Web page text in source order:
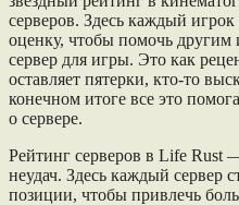
серверов. Здесь каждый
оценку, чтобы помочь
сервер для игры. Это как
оставляет пятерки, кто-то
конечном итоге все это
о сервере.
Рейтинг серверов в Life Rust
неудач. Здесь каждый сервер
позиции, чтобы привлечь